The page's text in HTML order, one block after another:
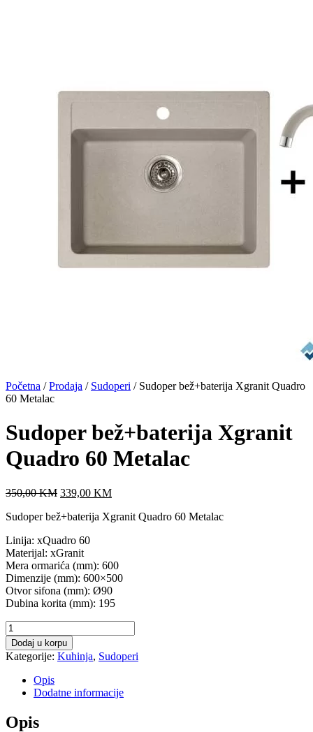
Početna /Prodaja / Sudoperi / Sudoper bež+baterija Xgranit Quadro
60 Metalac
Sudoper bež+baterija Xgranit
Quadro 60 Metalac
350,00KM Original
was:
339,00 KMCurrent
is:
Sudoper bež+baterija Xgranit Quadro 60 Metalac
Linija: xQuadro 60
Materijal: xGranit
Mera ormarića (mm): 600
Dimenzije (mm): 600×500
Otvor sifona (mm): Ø90
Dubina korita (mm): 195
Sudoper
bež+baterija
Xgranit
Quadro
Metalac
količina
Dodaj u korpu
Kategorije: Kuhinja, Sudoperi
Opis
Dodatne informacije
Opis